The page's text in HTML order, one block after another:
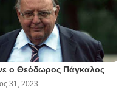
ο Θεόδωρος Πάγκαλος
31, 2023